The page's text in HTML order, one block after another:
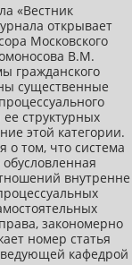
«Вестник
открывает
Московского
В.М.
гражданского
существенные
структурных
этой категории.
о том, что система
внутренне
закономерно
номер статья
кафедрой